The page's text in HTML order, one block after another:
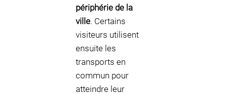
périphérie de la
ville. Certains
visiteurs utilisent
ensuite les
transports en
commun pour
atteindre leur